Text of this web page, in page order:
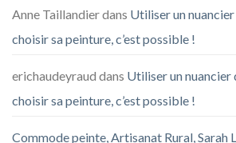
Anne Taillandierdans Utiliser un
choisir sa peinture, c’est possible !
erichaudeyraud dans Utiliser un nuancier
choisir sa peinture, c’est possible !
Commode peinte, Artisanat Rural, Sarah